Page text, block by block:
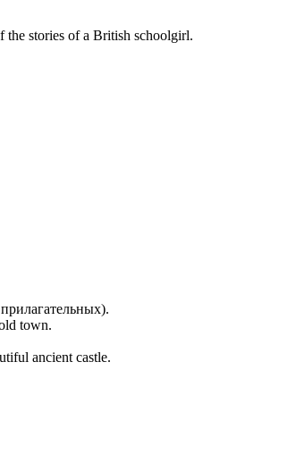
the stories of a British schoolgirl.
town.
ancient castle.